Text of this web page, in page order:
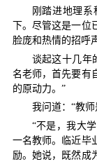
刚踏进地理
下。尽管这是一
脸庞和热情的招呼
谈起这十几年
名老师，首先要有
的原动力。”
我问道：“教
“不是，我大
一名教师。临近毕
励。她说，既然成